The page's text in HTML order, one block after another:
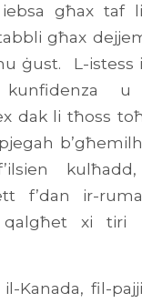
iebsa għax taf
għax
ġust. L-istess
u
dak li tħoss
f’dan ir-
qalgħet xi tiri
Kanada, fil-